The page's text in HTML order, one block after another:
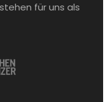
für uns als